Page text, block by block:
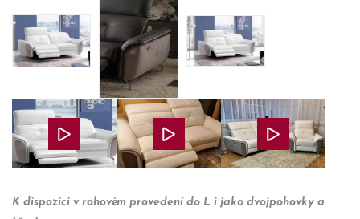
K dispozici v rohovém provedení do L i jako dvojpohovky a